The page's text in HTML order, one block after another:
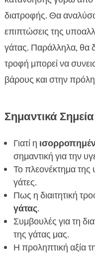
Ποιες είναι οι
τροφής για γάτες
Διαιτητική
ξέρεις!

Πως να
τροφή για τη
εξετάσεις
Πως η
της γάτας μας

Πως να αλλάξουμε
γάτας μας
 ΚριισκυΚάτ
διαιτητικής
 Συμβουλές για τη
γάτας μας

Σημαντικότητα
μεγαλύτερης
διατροφής. Θα
επιπτώσεις της
γάτας. Παράλληλα, θα
τροφή μπορεί να
βάρους και στην
Σημαντικά Σημεία
Γιατί η
σημαντική για την
Το πλεονέκτημα της
γάτες.
Πως η διαιτητική
γάτας.
Συμβουλές για τη
της γάτας μας.
Η προληπτική αξία